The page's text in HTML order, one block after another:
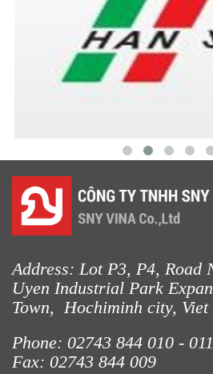
LƯỚI HÀNG RÀO
LƯỚI NUÔI TRỒNG
LƯỚI CHẮN
Address: Lot P3, P4, Road
Uyen Industrial Park
Town, Hochiminh city, Viet
Phone: 02743 844 010 -
Fax: 02743 844 009